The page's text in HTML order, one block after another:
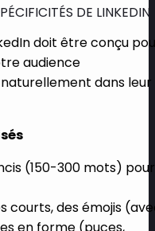
DE LINKEDIN
doit être conçu
audience
dans leur
(150-300 mots) pour
courts, des émojis